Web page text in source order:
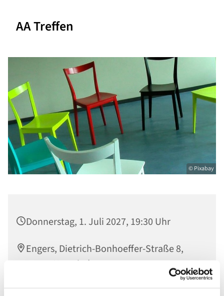
AA Treffen
© Pixabay
Donnerstag, 1. Juli 2027, 19:30 Uhr
Engers, Dietrich-Bonhoeffer-Straße 8,
56566 Neuwied